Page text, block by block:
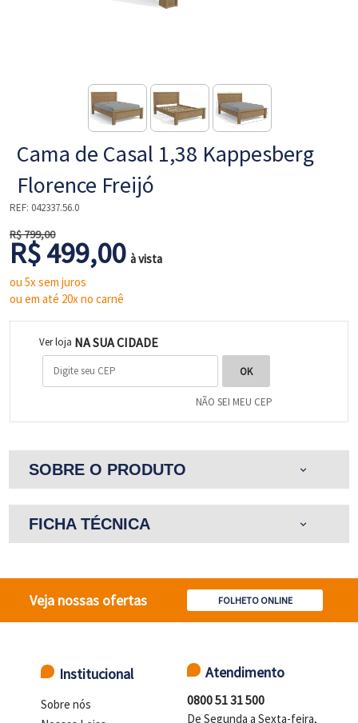
Cama de Casal 1,38 Kappesberg
Florence Freijó
REF: 042337.56.0
R$ 799,00
R$ 499,00à vista
ou 5x sem juros
ou em até 20x no carnê
Ver loja NA SUA CIDADE
NÃO SEI MEU CEP
SOBRE O PRODUTO expand_more
FICHA TÉCNICA expand_more
Veja nossas ofertas FOLHETO ONLINE
Institucional
Sobre nós
Atendimento
0800 51 31 500
De Segunda a Sexta-feira,